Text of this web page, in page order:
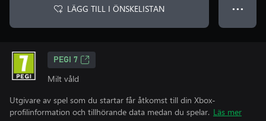
LÄGG TILL I ÖNSKELISTAN ● ● ●
PEGI 7
Milt våld
Utgivare av spel som du startar får åtkomst till din Xbox-
profilinformation och tillhörande data medan du spelar. Läs mer